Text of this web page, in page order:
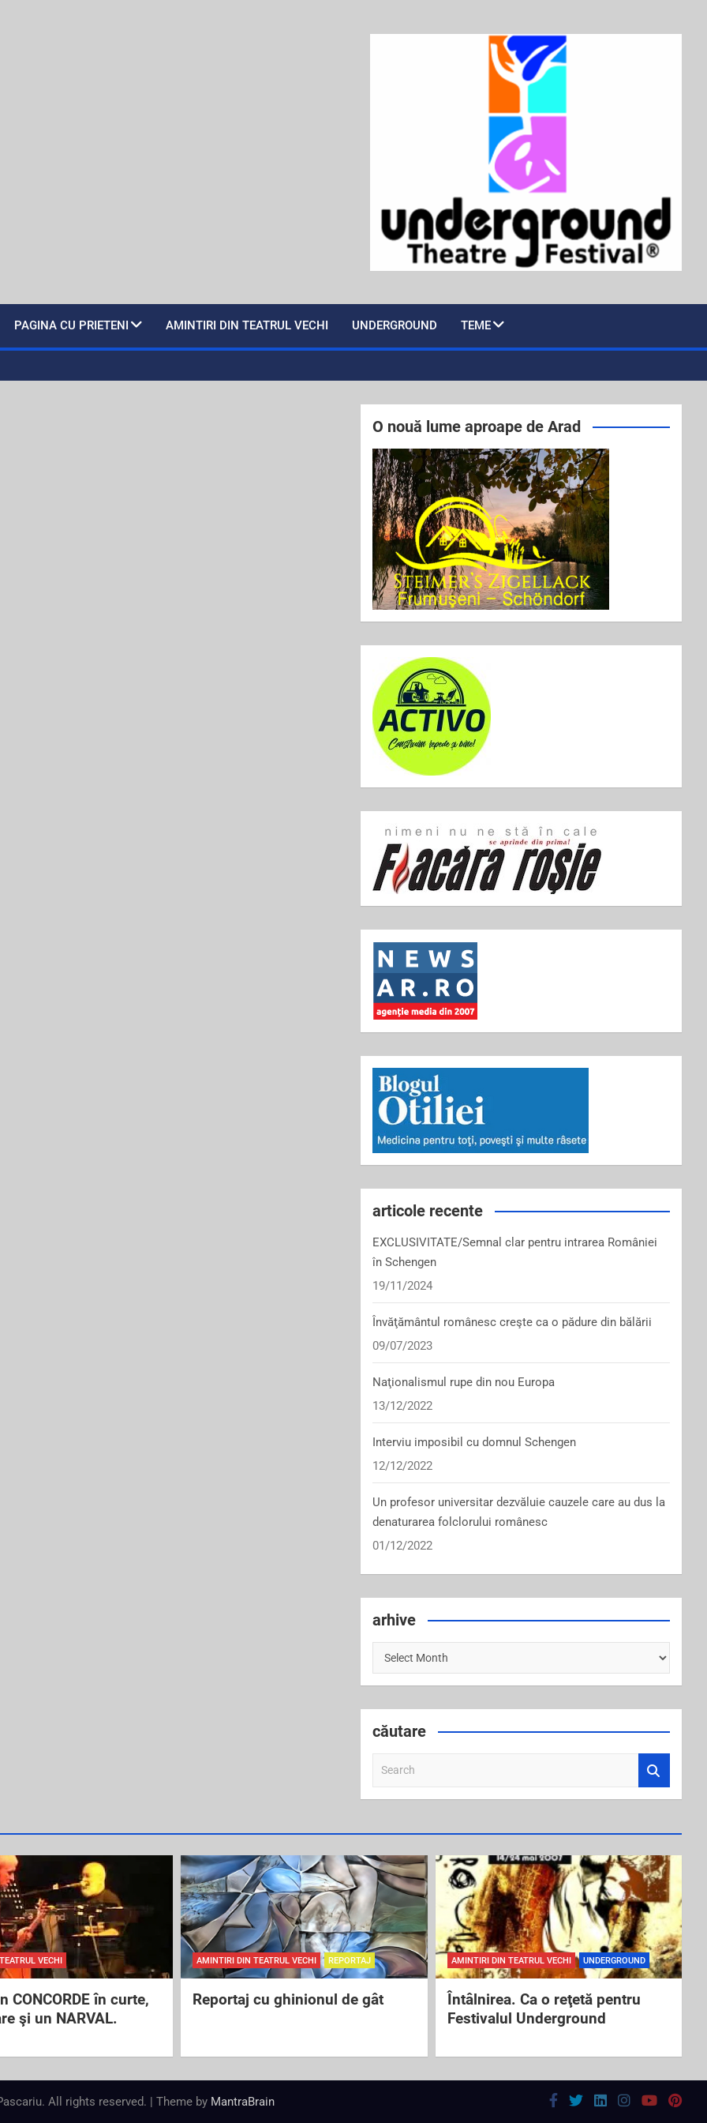
PAGINA CU PRIETENI AMINTIRI DIN TEATRUL VECHI UNDERGROUND TEME
O nouă lume aproape de Arad
articole recente
EXCLUSIVITATE/Semnal clar pentru intrarea României
în Schengen
19/11/2024
Învăţământul românesc creşte ca o pădure din bălării
09/07/2023
Naţionalismul rupe din nou Europa
13/12/2022
Interviu imposibil cu domnul Schengen
12/12/2022
Un profesor universitar dezvăluie cauzele care au dus la
denaturarea folclorului românesc
01/12/2022
arhive
arhive
căutare
a
h
VECHI
CONCORDE în curte,
şi un NARVAL.
AMINTIRI DIN TEATRUL VECHI REPORTAJ
Reportaj cu ghinionul de gât
AMINTIRI DIN TEATRUL VECHI UNDERGROUND
Întâlnirea. Ca o reţetă pentru
Festivalul Underground
All rights reserved. | Theme by MantraBrain